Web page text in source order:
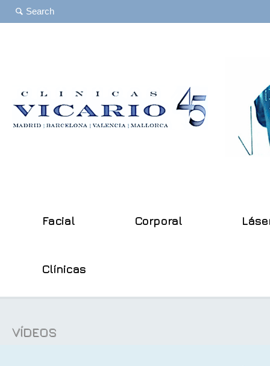
Facial Corporal
Clínicas
VÍDEOS